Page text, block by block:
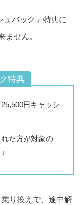
ュバック」特典に
ません。
特典
円キャッシ
た方が対象の
り換えで、途中解